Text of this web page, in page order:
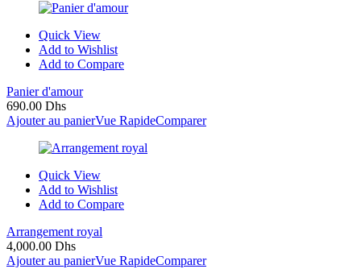
Quick View
Add to Wishlist
Add to Compare
Panier d'amour
690.00 Dhs
Ajouter au panierVue RapideComparer
Quick View
Add to Wishlist
Add to Compare
Arrangement royal
4,000.00 Dhs
Ajouter au panierVue RapideComparer